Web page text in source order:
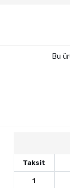
Bu
Taksit
1